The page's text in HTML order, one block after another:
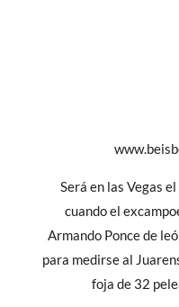
Será en las Vegas
cuando el
Armando Ponce de
para medirse al
foja de 32